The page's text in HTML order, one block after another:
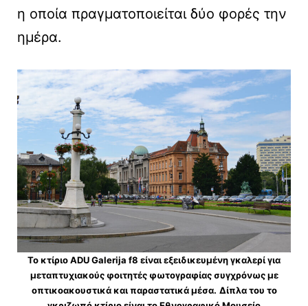
η οποία πραγματοποιείται δύο φορές την
ημέρα.
Το κτίριο ADU Galerija f8 είναι εξειδικευμένη γκαλερί για
μεταπτυχιακούς φοιτητές φωτογραφίας συγχρόνως με
οπτικοακουστικά και παραστατικά μέσα. Δίπλα του το